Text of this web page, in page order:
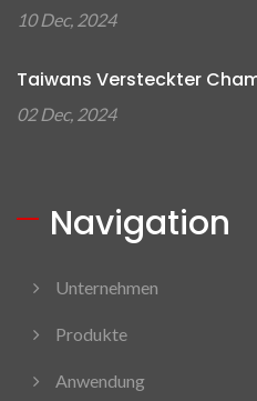
10 Dec, 2024
Taiwans Versteckter
02 Dec, 2024
Navigation
Unternehmen
Produkte
Anwendung